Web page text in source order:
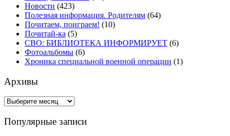
Новости (423)
Полезная информация. Родителям (64)
Почитаем, поиграем! (10)
Почитай-ка (5)
СВО: БИБЛИОТЕКА ИНФОРМИРУЕТ (6)
Фотоальбомы (6)
Хроника специальной военной операции (1)
Архивы
Архивы
Популярные записи